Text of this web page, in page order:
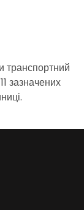
транспортний
зазначених